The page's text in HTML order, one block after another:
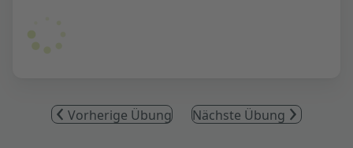
Vorherige Übung Nächste Übung